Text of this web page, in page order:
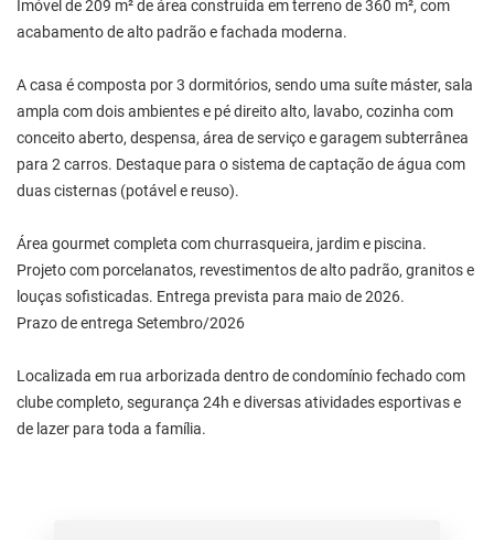
Imóvel de 209 m² de área construída em terreno de 360 m², com
acabamento de alto padrão e fachada moderna.
A casa é composta por 3 dormitórios, sendo uma suíte máster, sala
ampla com dois ambientes e pé direito alto, lavabo, cozinha com
conceito aberto, despensa, área de serviço e garagem subterrânea
para 2 carros. Destaque para o sistema de captação de água com
duas cisternas (potável e reuso).
Área gourmet completa com churrasqueira, jardim e piscina.
Projeto com porcelanatos, revestimentos de alto padrão, granitos e
louças sofisticadas. Entrega prevista para maio de 2026.
Prazo de entrega Setembro/2026
Localizada em rua arborizada dentro de condomínio fechado com
clube completo, segurança 24h e diversas atividades esportivas e
de lazer para toda a família.